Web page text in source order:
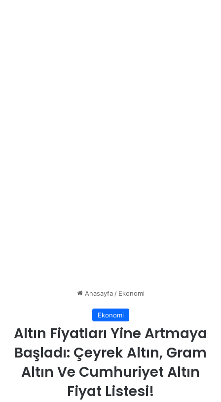
Anasayfa / Ekonomi
Ekonomi
Altın Fiyatları Yine Artmaya
Başladı: Çeyrek Altın, Gram
Altın Ve Cumhuriyet Altın
Fiyat Listesi!